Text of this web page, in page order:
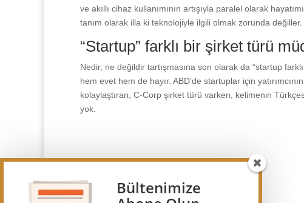
ve akıllı cihaz kullanımının artışıyla paralel olarak
tanım olarak illa ki teknolojiyle ilgili olmak zorunda değiller.
“Startup” farklı bir şirket türü
Nedir, ne değildir tartışmasına son olarak da “startup
hem evet hem de hayır. ABD’de startuplar için
kolaylaştıran, C-Corp şirket türü varken, kelimenin
yok.
Bültenimize